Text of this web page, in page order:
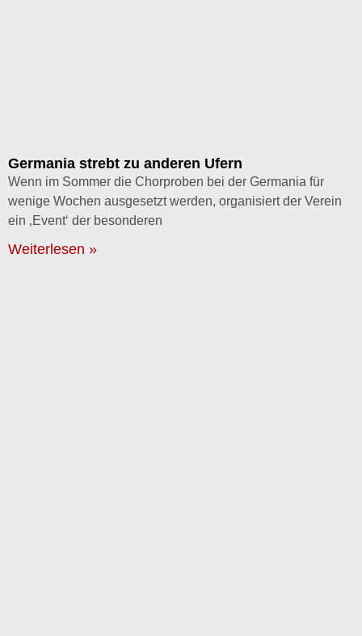
Germania strebt zu anderen Ufern
Wenn im Sommer die Chorproben bei der Germania für
wenige Wochen ausgesetzt werden, organisiert der Verein
ein ‚Event‘ der besonderen
Weiterlesen »